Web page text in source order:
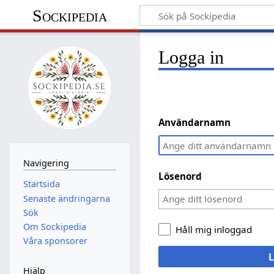
Sockipedia
Logga in
Användarnamn
Lösenord
Håll mig inloggad
Navigering
Startsida
Senaste ändringarna
Sök
Om Sockipedia
Våra sponsorer
Hjälp